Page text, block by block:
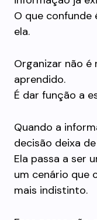
O que confunde
ela.
Organizar não
aprendido.
É dar função a
Quando a
decisão deixa
Ela passa a ser
um cenário que
mais indistinto.